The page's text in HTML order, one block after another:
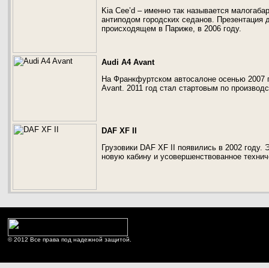
Kia Cee’d – именно так называется
антиподом городских седанов.
происходящем в Париже, в 2006 году.
Audi A4 Avant
На Франкфуртском автосалоне осенью
Avant. 2011 год стал стартовым по
DAF XF II
Грузовики DAF XF II появились в 2002
новую кабину и усовершенствованное
© 2012 Все права под надежной защитой.